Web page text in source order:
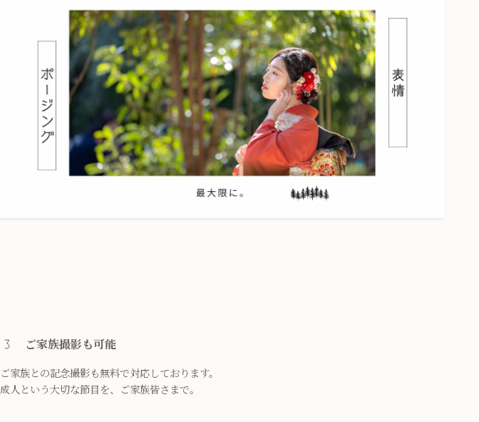
ご家族撮影も可能
ご家族との記念撮影も無料で対応しております。
成人という大切な節目を、ご家族皆さまで。